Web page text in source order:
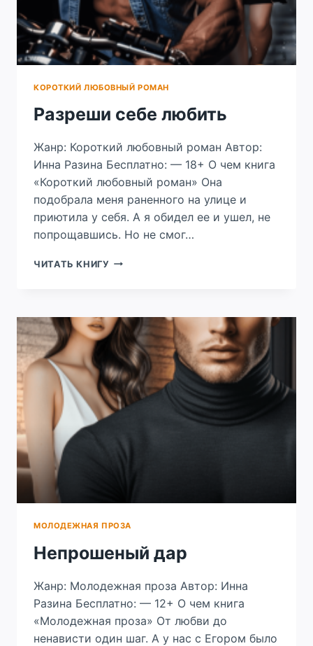
КОРОТКИЙ ЛЮБОВНЫЙ РОМАН
Разреши себе любить
Жанр: Короткий любовный роман Автор:
Инна Разина Бесплатно: — 18+ О чем книга
«Короткий любовный роман» Она
подобрала меня раненного на улице и
приютила у себя. А я обидел ее и ушел, не
попрощавшись. Но не смог…
ЧИТАТЬ КНИГУ РАЗРЕШИ
МОЛОДЕЖНАЯ ПРОЗА
Непрошеный дар
Жанр: Молодежная проза Автор: Инна
Разина Бесплатно: — 12+ О чем книга
«Молодежная проза» От любви до
ненависти один шаг. А у нас с Егором было